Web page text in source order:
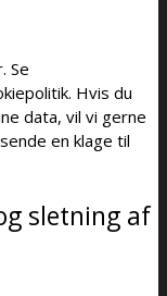
Se
Hvis du
data, vil vi gerne
en klage til
sletning af